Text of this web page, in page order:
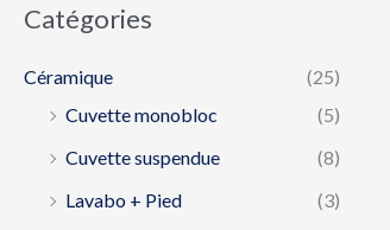
Catégories
Céramique
(25)
Cuvette monobloc
(5)
Cuvette suspendue
(8)
Lavabo + Pied
(3)